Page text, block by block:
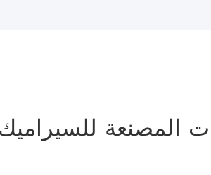
للسيراميك